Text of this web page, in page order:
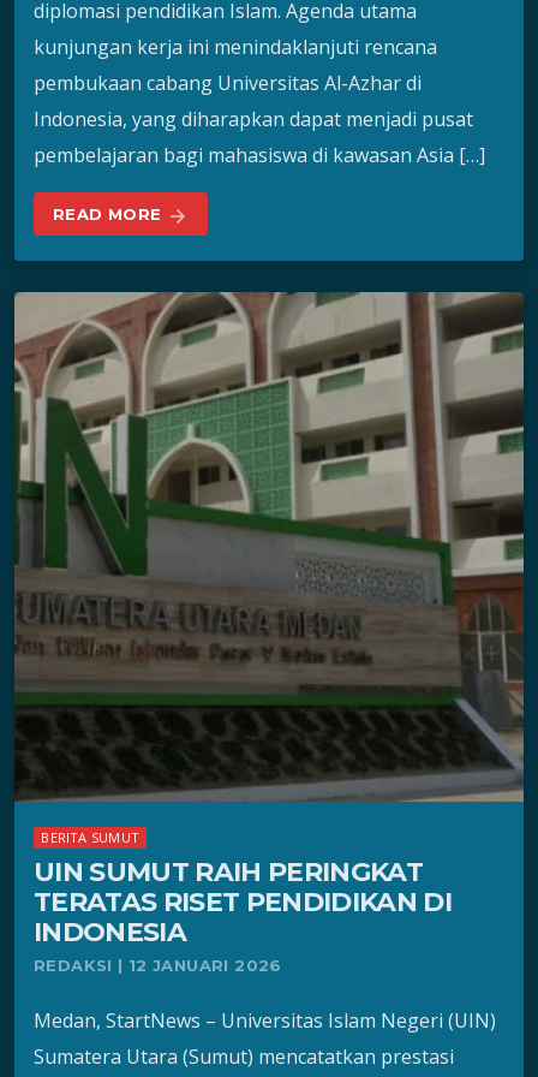
diplomasi pendidikan Islam. Agenda utama
kunjungan kerja ini menindaklanjuti rencana
pembukaan cabang Universitas Al-Azhar di
Indonesia, yang diharapkan dapat menjadi pusat
pembelajaran bagi mahasiswa di kawasan Asia […]
READ MORE arrow_forward
BERITA SUMUT
UIN SUMUT RAIH PERINGKAT
TERATAS RISET PENDIDIKAN DI
INDONESIA
REDAKSI | 12 JANUARI 2026
Medan, StartNews – Universitas Islam Negeri (UIN)
Sumatera Utara (Sumut) mencatatkan prestasi